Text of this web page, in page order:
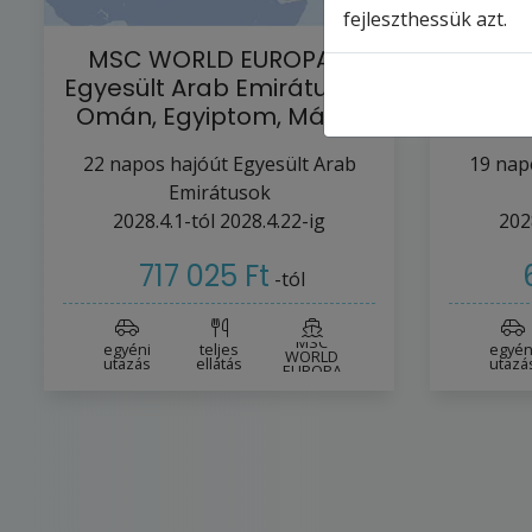
MSC WORLD EUROPA -
Egyesült Arab Emirátusok,
Omán, Egyiptom, Málta,
22 napos hajóút Egyesült Arab
Emirátusok
2028.4.1-tól 2028.4.22-ig
717 025 Ft -tól
egyéni
utazás
teljes
ellátás
MSC
WORLD
EUROPA
19
fejleszthessük azt.